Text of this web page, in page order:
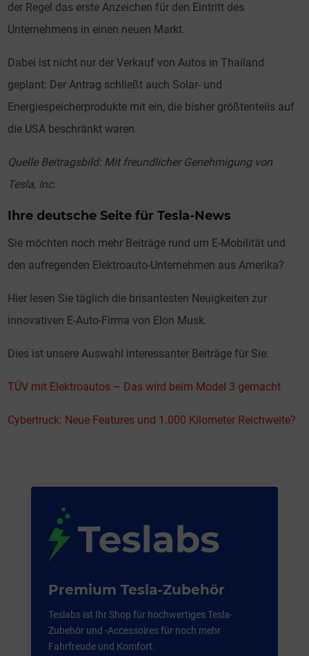
der Regel das erste Anzeichen für den Eintritt des
Unternehmens in einen neuen Markt.
Dabei ist nicht nur der Verkauf von Autos in Thailand
geplant: Der Antrag schließt auch Solar- und
Energiespeicherprodukte mit ein, die bisher größtenteils auf
die USA beschränkt waren.
Quelle Beitragsbild: Mit freundlicher Genehmigung von
Tesla, Inc.
Ihre deutsche Seite für Tesla-News
Sie möchten noch mehr Beiträge rund um E-Mobilität und
den aufregenden Elektroauto-Unternehmen aus Amerika?
Hier lesen Sie täglich die brisantesten Neuigkeiten zur
innovativen E-Auto-Firma von Elon Musk.
Dies ist unsere Auswahl interessanter Beiträge für Sie:
TÜV mit Elektroautos – Das wird beim Model 3 gemacht
Cybertruck: Neue Features und 1.000 Kilometer Reichweite?
Premium Tesla-Zubehör
Teslabs ist Ihr Shop für hochwertiges Tesla-
Zubehör und -Accessoires für noch mehr
Fahrfreude und Komfort.